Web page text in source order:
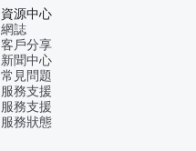
資源中心
網誌
客戶分享
新聞中心
常見問題
服務支援
服務支援
服務狀態